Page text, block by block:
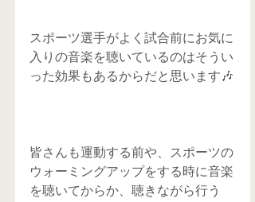
スポーツ選手がよく試合前にお気に
入りの音楽を聴いているのはそうい
った効果もあるからだと思います🎶
皆さんも運動する前や、スポーツの
ウォーミングアップをする時に音楽
を聴いてからか、聴きながら行う